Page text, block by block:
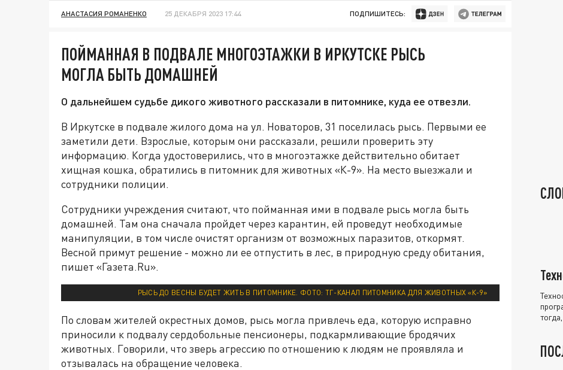
АНАСТАСИЯ РОМАНЕНКО 25 ДЕКАБРЯ 2023 17:44 ПОДПИШИТЕСЬ:
ПОЙМАННАЯ В ПОДВАЛЕ МНОГОЭТАЖКИ В ИРКУТСКЕ РЫСЬ
МОГЛА БЫТЬ ДОМАШНЕЙ
О дальнейшем судьбе дикого животного рассказали в питомнике, куда ее отвезли.
В Иркутске в подвале жилого дома на ул. Новаторов, 31 поселилась рысь. Первыми ее
заметили дети. Взрослые, которым они рассказали, решили проверить эту
информацию. Когда удостоверились, что в многоэтажке действительно обитает
хищная кошка, обратились в питомник для животных «К-9». На место выезжали и
сотрудники полиции.
Сотрудники учреждения считают, что пойманная ими в подвале рысь могла быть
домашней. Там она сначала пройдет через карантин, ей проведут необходимые
манипуляции, в том числе очистят организм от возможных паразитов, откормят.
Весной примут решение - можно ли ее отпустить в лес, в природную среду обитания,
пишет «Газета.Ru».
РЫСЬ ДО ВЕСНЫ БУДЕТ ЖИТЬ В ПИТОМНИКЕ. ФОТО: ТГ-КАНАЛ ПИТОМНИКА ДЛЯ ЖИВОТНЫХ «К-9»
По словам жителей окрестных домов, рысь могла привлечь еда, которую исправно
приносили к подвалу сердобольные пенсионеры, подкармливающие бродячих
животных. Говорили, что зверь агрессию по отношению к людям не проявляла и
отзывалась на обращение человека.